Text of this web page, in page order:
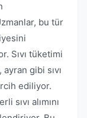
bu tür
Sıvı tüketimi
gibi sıvı
ediliyor.
sıvı alımını